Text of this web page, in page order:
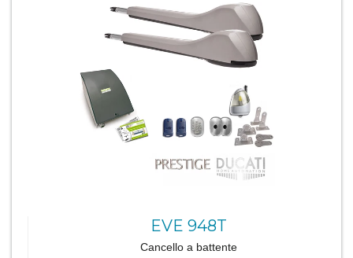
EVE 948T
Cancello a battente